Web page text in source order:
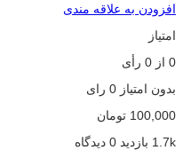
افزودن به علاقه مندی
امتیاز
0 از 0 رأی
بدون امتیاز 0 رای
100,000 تومان
1.7k بازدید